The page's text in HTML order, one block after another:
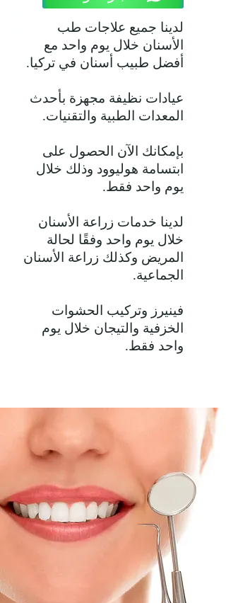
زرعات شُترومان تصمم لتكون
متوافقة مع الأنسجة الفموية،
مما يقلل من فرصة حدوث
لدينا جميع علاجات طب
الأسنان خلال يوم واحد مع
أفضل طبيب أسنان في تركيا.
عيادات نظيفة مجهزة بأحدث
المعدات الطبية والتقنيات.
بإمكانك الآن الحصول على
ابتسامة هوليوود وذلك خلال
يوم واحد فقط.
لدينا خدمات زراعة الأسنان
خلال يوم واحد وفقًا لحالة
المريض وكذلك زراعة الأسنان
الجماعية.
فينيرز وتركيب الحشوات
الخزفية والتيجان خلال يوم
واحد فقط.